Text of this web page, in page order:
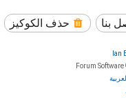
حذف الكوكيز بنا
Ian